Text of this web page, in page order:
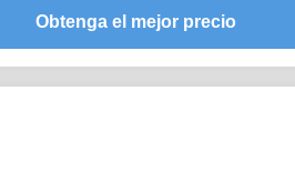
Obtenga el mejor precio